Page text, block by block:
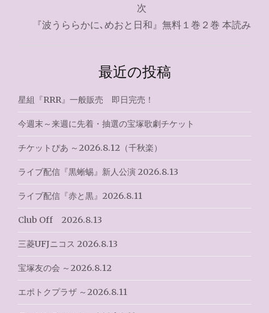
ビ
シ
ョ
ン
次
『波うららかに､めおと日和』無料１巻２巻 本読み
最近の投稿
星組『RRR』一般販売 即日完売！
今週末～来週に先着・抽選の宝塚歌劇チケット
チケットぴあ ～2026.8.12（千秋楽）
ライブ配信『黒蜥蜴』新人公演 2026.8.13
ライブ配信『赤と黒』2026.8.11
Club Off 2026.8.13
三菱UFJニコス 2026.8.13
宝塚友の会 ～2026.8.12
エポトクプラザ ～2026.8.11